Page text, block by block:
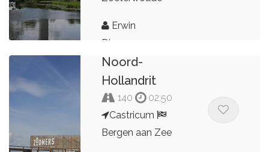
Erwin
Dingemans
Noord-
Hollandrit
140
02:50
Castricum
Bergen aan Zee